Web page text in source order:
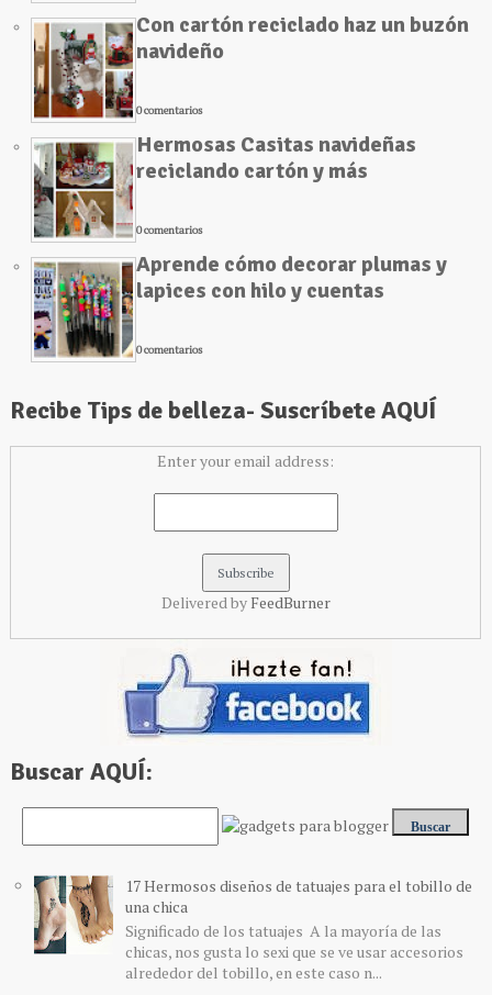
Con cartón reciclado haz un buzón
navideño
0 comentarios
Hermosas Casitas navideñas
reciclando cartón y más
0 comentarios
Aprende cómo decorar plumas y
lapices con hilo y cuentas
0 comentarios
Recibe Tips de belleza- Suscríbete AQUÍ
Enter your email address:
Delivered by FeedBurner
Buscar AQUÍ:
17 Hermosos diseños de tatuajes para el tobillo de
una chica
Significado de los tatuajes A la mayoría de las
chicas, nos gusta lo sexi que se ve usar accesorios
alrededor del tobillo, en este caso n...